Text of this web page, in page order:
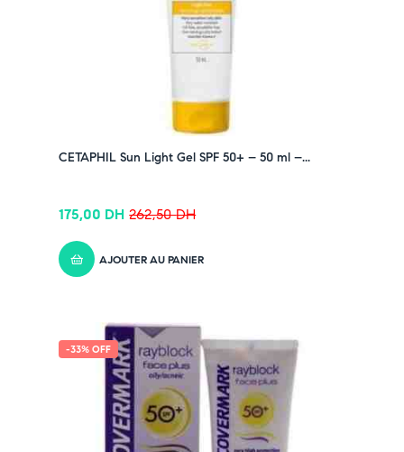
CETAPHIL Sun Light Gel SPF 50+ – 50 ml –...
262,50DH
175,00 DH
AJOUTER AU PANIER
-33% OFF